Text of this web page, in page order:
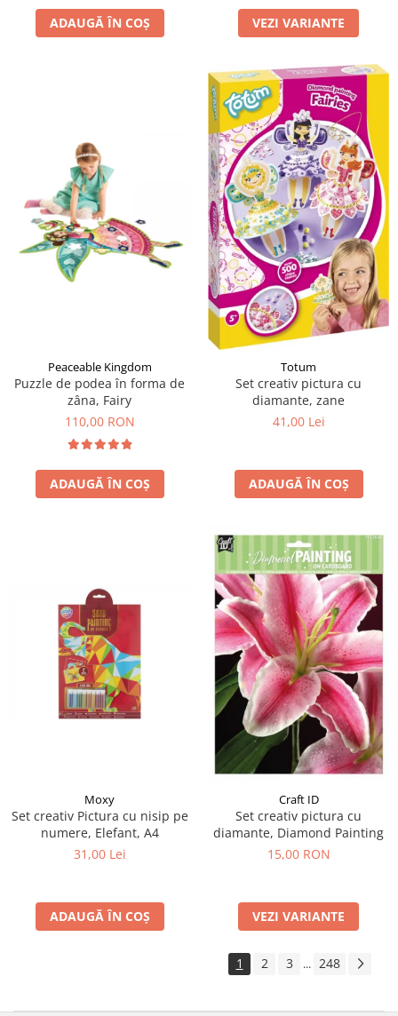
ADAUGĂ ÎN COȘ VEZI VARIANTE
Peaceable Kingdom
Puzzle de podea în forma de
zâna, Fairy
110,00 RON
ADAUGĂ ÎN COȘ
Totum
Set creativ pictura cu
diamante, zane
41,00 Lei
ADAUGĂ ÎN COȘ
Moxy
Set creativ Pictura cu nisip pe
numere, Elefant, A4
31,00 Lei
ADAUGĂ ÎN COȘ
Craft ID
Set creativ pictura cu
diamante, Diamond Painting
15,00 RON
VEZI VARIANTE
1 2 3 ... 248